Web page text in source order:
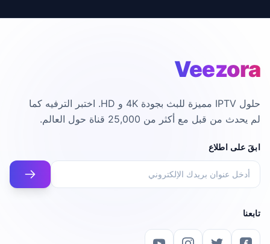
Veezora
حلول IPTV مميزة للبث بجودة 4K و HD. اختبر الترفيه كما
لم يحدث من قبل مع أكثر من 25,000 قناة حول العالم.
ابقَ على اطلاع
تابعنا